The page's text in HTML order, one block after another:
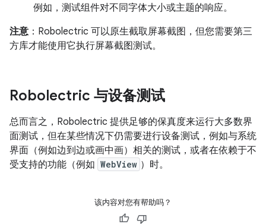
例如，测试组件对不同字体大小或主题的响应。
注意：Robolectric 可以原生截取屏幕截图，但您需要第三
方库才能使用它执行屏幕截图测试。
Robolectric 与设备测试
总而言之，Robolectric 提供足够的保真度来运行大多数界
面测试，但在某些情况下仍需要进行设备测试，例如与系统
界面（例如边到边或画中画）相关的测试，或者在依赖于不
受支持的功能（例如 WebView ）时。
该内容对您有帮助吗？